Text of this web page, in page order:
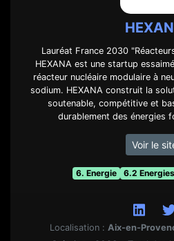
Lauréat France 2030
HEXANA est une startup
réacteur nucléaire modulaire à
sodium. HEXANA construit la
soutenable, compétitive et
durablement des énergies
Voir le
6. Energie 6.2
Localisation : Aix-en-